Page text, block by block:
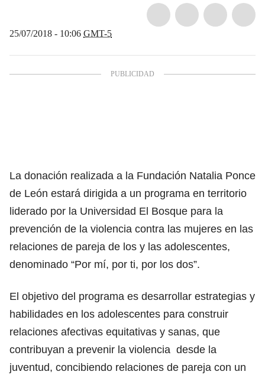
25/07/2018 - 10:06 GMT-5
La donación realizada a la Fundación Natalia Ponce
de León estará dirigida a un programa en territorio
liderado por la Universidad El Bosque para la
prevención de la violencia contra las mujeres en las
relaciones de pareja de los y las adolescentes,
denominado “Por mí, por ti, por los dos”.
El objetivo del programa es desarrollar estrategias y
habilidades en los adolescentes para construir
relaciones afectivas equitativas y sanas, que
contribuyan a prevenir la violencia desde la
juventud, concibiendo relaciones de pareja con un